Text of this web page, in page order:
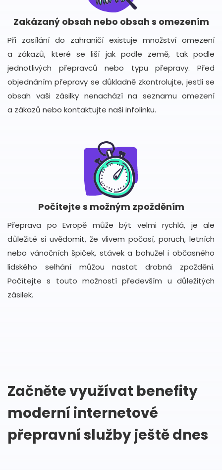
Zakázaný obsah nebo obsah s omezením
Při zasílání do zahraničí existuje množství omezení
a zákazů, které se liší jak podle země, tak podle
jednotlivých přepravců nebo typu přepravy. Před
objednáním přepravy se důkladně zkontrolujte, jestli se
obsah vaši zásilky nenachází na seznamu omezení
a zákazů nebo kontaktujte naši infolinku.
Počítejte s možným zpožděním
Přeprava po Evropě může být velmi rychlá, je ale
důležité si uvědomit, že vlivem počasí, poruch, letních
nebo vánočních špiček, stávek a bohužel i občasného
lidského selhání můžou nastat drobná zpoždění.
Počítejte s touto možností především u důležitých
zásilek.
Začněte využívat benefity
moderní internetové
přepravní služby ještě dnes